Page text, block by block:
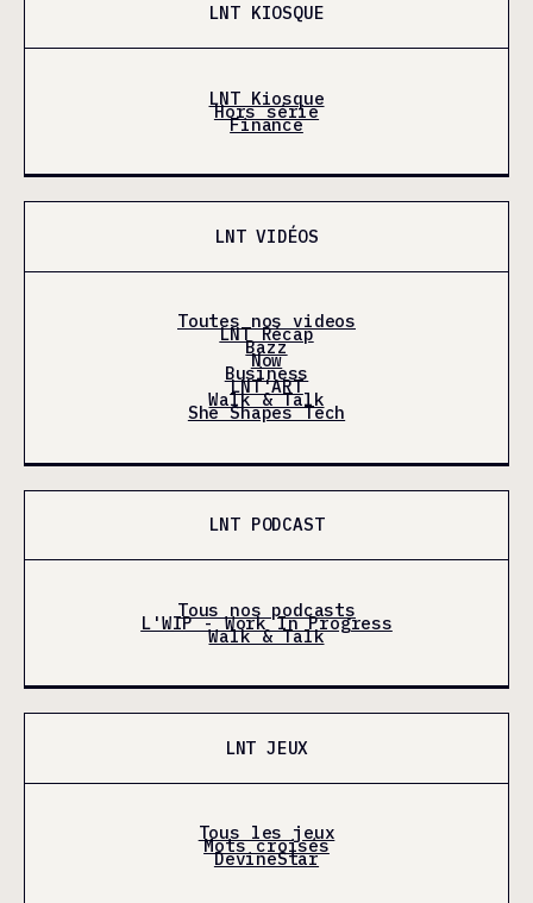
LNT KIOSQUE
LNT Kiosque
Hors série
Finance
LNT VIDÉOS
Toutes nos videos
LNT Récap
Bazz
Now
Business
LNT'ART
Walk & Talk
She Shapes Tech
LNT PODCAST
Tous nos podcasts
L'WIP - Work In Progress
Walk & Talk
LNT JEUX
Tous les jeux
Mots croisés
DevineStar